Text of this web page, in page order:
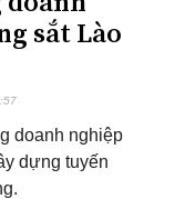
sắt Lào
doanh nghiệp
dựng tuyến